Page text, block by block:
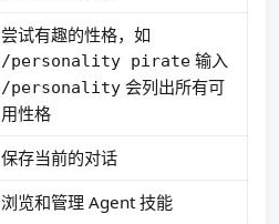
尝试有趣的性格，如
/personality pirate 输入
/personality 会列出所有可
用性格
保存当前的对话
浏览和管理 Agent 技能